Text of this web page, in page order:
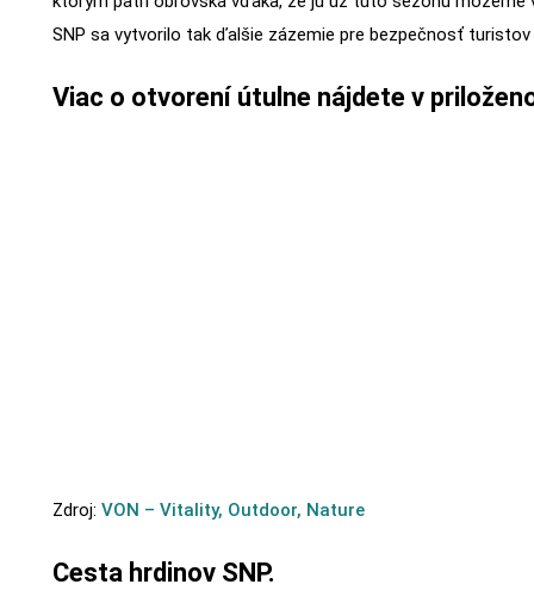
SNP sa vytvorilo tak ďalšie zázemie pre bezpečnosť
Viac o otvorení útulne nájdete v
Zdroj: VON – Vitality, Outdoor, Nature
Cesta hrdinov SNP.